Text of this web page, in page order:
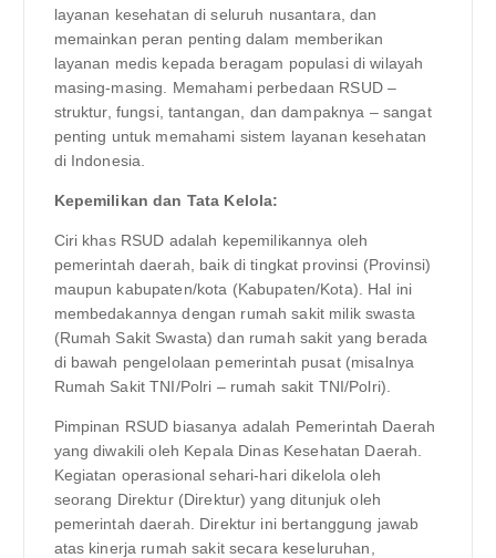
layanan kesehatan di seluruh nusantara, dan
memainkan peran penting dalam memberikan
layanan medis kepada beragam populasi di wilayah
masing-masing. Memahami perbedaan RSUD –
struktur, fungsi, tantangan, dan dampaknya – sangat
penting untuk memahami sistem layanan kesehatan
di Indonesia.
Kepemilikan dan Tata Kelola:
Ciri khas RSUD adalah kepemilikannya oleh
pemerintah daerah, baik di tingkat provinsi (Provinsi)
maupun kabupaten/kota (Kabupaten/Kota). Hal ini
membedakannya dengan rumah sakit milik swasta
(Rumah Sakit Swasta) dan rumah sakit yang berada
di bawah pengelolaan pemerintah pusat (misalnya
Rumah Sakit TNI/Polri – rumah sakit TNI/Polri).
Pimpinan RSUD biasanya adalah Pemerintah Daerah
yang diwakili oleh Kepala Dinas Kesehatan Daerah.
Kegiatan operasional sehari-hari dikelola oleh
seorang Direktur (Direktur) yang ditunjuk oleh
pemerintah daerah. Direktur ini bertanggung jawab
atas kinerja rumah sakit secara keseluruhan,